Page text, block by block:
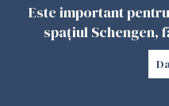
Este important
spațiul Schengen,